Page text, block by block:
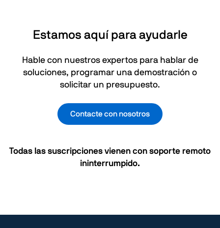
Estamos aquí para ayudarle
Hable con nuestros expertos para hablar de
soluciones, programar una demostración o
solicitar un presupuesto.
Contacte con nosotros
Todas las suscripciones vienen con soporte remoto
ininterrumpido.